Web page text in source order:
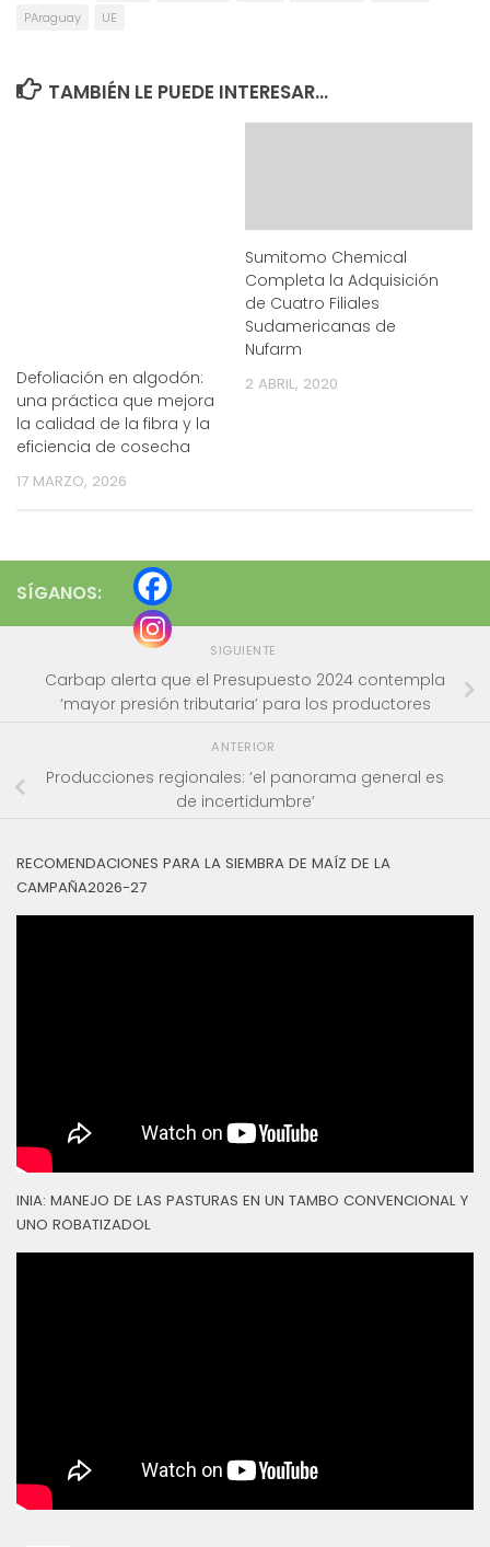
PAraguay
UE
TAMBIÉN LE PUEDE INTERESAR...
Defoliación en algodón:
una práctica que mejora
la calidad de la fibra y la
eficiencia de cosecha
17 MARZO, 2026
Sumitomo Chemical
Completa la Adquisición
de Cuatro Filiales
Sudamericanas de
Nufarm
2 ABRIL, 2020
SÍGANOS:
SIGUIENTE
Carbap alerta que el Presupuesto 2024 contempla
‘mayor presión tributaria’ para los productores
ANTERIOR
Producciones regionales: ‘el panorama general es
de incertidumbre’
RECOMENDACIONES PARA LA SIEMBRA DE MAÍZ DE LA
CAMPAÑA2026-27
INIA: MANEJO DE LAS PASTURAS EN UN TAMBO CONVENCIONAL Y
UNO ROBATIZADOL